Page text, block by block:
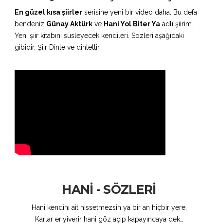
En güzel kısa şiirler serisine yeni bir video daha. Bu defa
bendeniz Günay Aktürk ve Hani Yol Biter Ya adlı şiirim.
Yeni şiir kitabını süsleyecek kendileri. Sözleri aşağıdaki
gibidir. Şiir Dinle ve dinlettir.
HANİ - SÖZLERİ
Hani kendini ait hissetmezsin ya bir an hiçbir yere,
Karlar eriyiverir hani göz açıp kapayıncaya dek…